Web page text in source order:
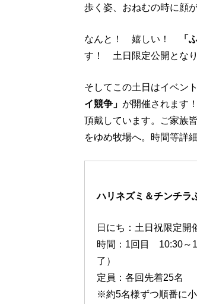
歩く姿、おねむの時に顔
なんと！ 嬉しい！ 「
す！ 土日限定公開となり
そしてこの土日はイベン
イ競争」 が開催されます
頂戴しています。ご家族
をゆめ牧場へ。時間等詳細
ハリネズミ＆チンチラ
日にち：土日祝限定開
時間：1回目 10:30～
了）
定員：各回先着25名
※約5名様ずつ順番に